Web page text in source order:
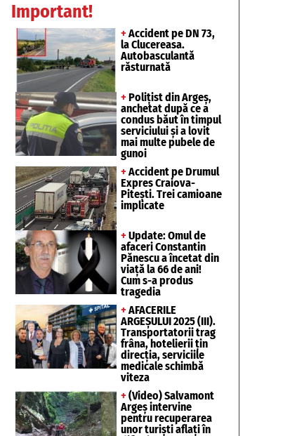
Important!
+ Accident pe DN 73,
la Clucereasa.
Autobasculantă
răsturnată
+ Polițist din Argeș,
anchetat după ce a
condus băut în timpul
serviciului și a lovit
mai multe pubele de
gunoi
+ Accident pe Drumul
Expres Craiova-
Pitești. Trei camioane
implicate
+ Update: Omul de
afaceri Constantin
Pănescu a încetat din
viață la 66 de ani!
Cum s-a produs
tragedia
+ AFACERILE
ARGEȘULUI 2025 (III).
Transportatorii trag
frâna, hotelierii țin
direcția, serviciile
medicale schimbă
viteza
+ (Video) Salvamont
Argeș intervine
pentru recuperarea
unor turişti aflaţi în